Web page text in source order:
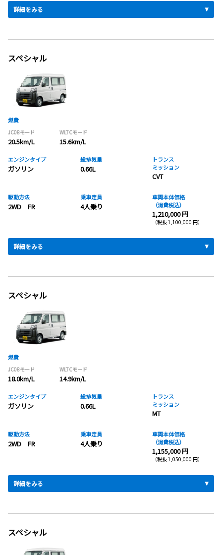
詳細をみる
スペシャル
燃費
JC08モード
20.5km/L
WLTCモード
15.6km/L
エンジンタイプ
ガソリン
総排気量
0.66L
トランス
ミッション
CVT
駆動方法
2WD FR
乗車定員
4人乗り
車両本体価格
（消費税込）
1,210,000 円
（税抜 1,100,000 円）
詳細をみる
スペシャル
燃費
JC08モード
18.0km/L
WLTCモード
14.9km/L
エンジンタイプ
ガソリン
総排気量
0.66L
トランス
ミッション
MT
駆動方法
2WD FR
乗車定員
4人乗り
車両本体価格
（消費税込）
1,155,000 円
（税抜 1,050,000 円）
詳細をみる
スペシャル